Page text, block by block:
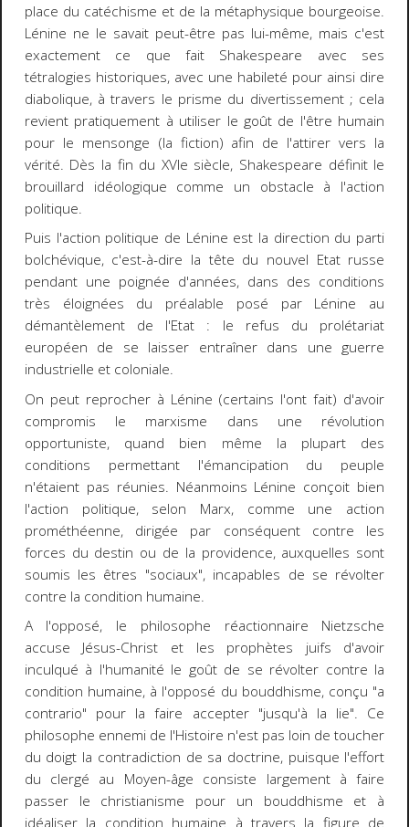
place du catéchisme et de la métaphysique bourgeoise.
Lénine ne le savait peut-être pas lui-même, mais c'est
exactement ce que fait Shakespeare avec ses
tétralogies historiques, avec une habileté pour ainsi dire
diabolique, à travers le prisme du divertissement ; cela
revient pratiquement à utiliser le goût de l'être humain
pour le mensonge (la fiction) afin de l'attirer vers la
vérité. Dès la fin du XVIe siècle, Shakespeare définit le
brouillard idéologique comme un obstacle à l'action
politique.
Puis l'action politique de Lénine est la direction du parti
bolchévique, c'est-à-dire la tête du nouvel Etat russe
pendant une poignée d'années, dans des conditions
très éloignées du préalable posé par Lénine au
démantèlement de l'Etat : le refus du prolétariat
européen de se laisser entraîner dans une guerre
industrielle et coloniale.
On peut reprocher à Lénine (certains l'ont fait) d'avoir
compromis le marxisme dans une révolution
opportuniste, quand bien même la plupart des
conditions permettant l'émancipation du peuple
n'étaient pas réunies. Néanmoins Lénine conçoit bien
l'action politique, selon Marx, comme une action
prométhéenne, dirigée par conséquent contre les
forces du destin ou de la providence, auxquelles sont
soumis les êtres "sociaux", incapables de se révolter
contre la condition humaine.
A l'opposé, le philosophe réactionnaire Nietzsche
accuse Jésus-Christ et les prophètes juifs d'avoir
inculqué à l'humanité le goût de se révolter contre la
condition humaine, à l'opposé du bouddhisme, conçu "a
contrario" pour la faire accepter "jusqu'à la lie". Ce
philosophe ennemi de l'Histoire n'est pas loin de toucher
du doigt la contradiction de sa doctrine, puisque l'effort
du clergé au Moyen-âge consiste largement à faire
passer le christianisme pour un bouddhisme et à